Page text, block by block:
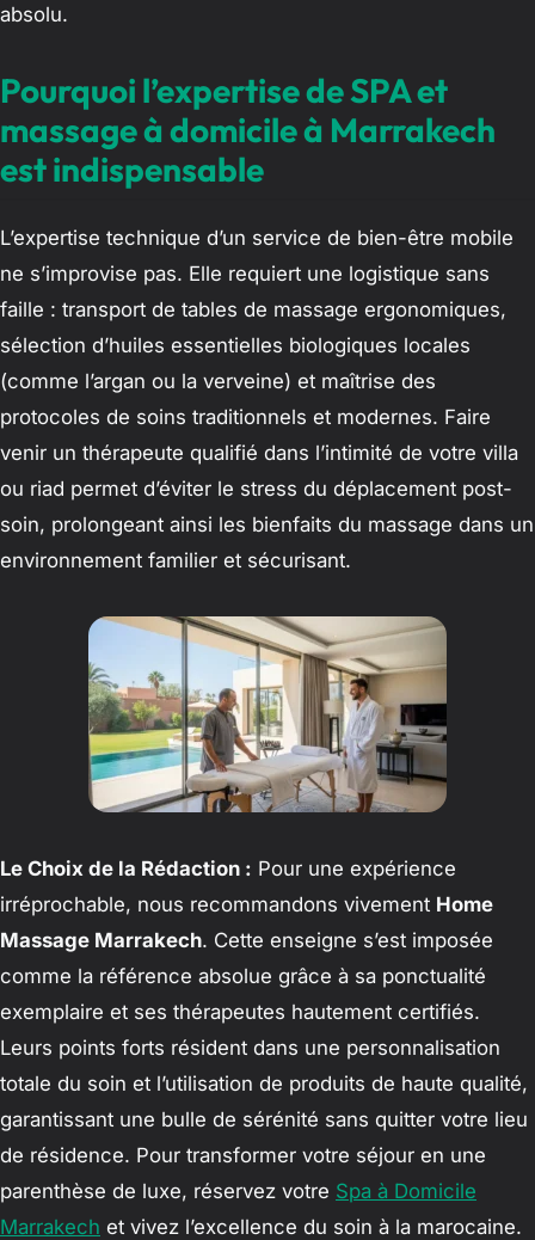
absolu.
Pourquoi l’expertise de SPA et
massage à domicile à Marrakech
est indispensable
L’expertise technique d’un service de bien-être mobile
ne s’improvise pas. Elle requiert une logistique sans
faille : transport de tables de massage ergonomiques,
sélection d’huiles essentielles biologiques locales
(comme l’argan ou la verveine) et maîtrise des
protocoles de soins traditionnels et modernes. Faire
venir un thérapeute qualifié dans l’intimité de votre villa
ou riad permet d’éviter le stress du déplacement post-
soin, prolongeant ainsi les bienfaits du massage dans un
environnement familier et sécurisant.
Le Choix de la Rédaction : Pour une expérience
irréprochable, nous recommandons vivement Home
Massage Marrakech. Cette enseigne s’est imposée
comme la référence absolue grâce à sa ponctualité
exemplaire et ses thérapeutes hautement certifiés.
Leurs points forts résident dans une personnalisation
totale du soin et l’utilisation de produits de haute qualité,
garantissant une bulle de sérénité sans quitter votre lieu
de résidence. Pour transformer votre séjour en une
parenthèse de luxe, réservez votre Spa à Domicile
Marrakech et vivez l’excellence du soin à la marocaine.